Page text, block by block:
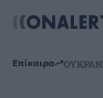
Επίκαιρα